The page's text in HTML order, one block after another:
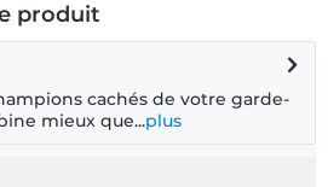
produit
cachés de votre garde-
mieux que...plus